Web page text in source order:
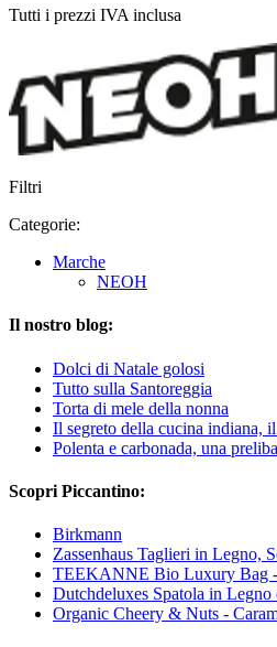
Tutti i prezzi IVA inclusa
Filtri
Categorie:
Marche
NEOH
Il nostro blog:
Dolci di Natale golosi
Tutto sulla Santoreggia
Torta di mele della nonna
Il segreto della cucina indiana,
Polenta e carbonada, una
Scopri Piccantino:
Birkmann
Zassenhaus Taglieri in Legno,
TEEKANNE Bio Luxury Bag -
Dutchdeluxes Spatola in
Organic Cheery & Nuts -